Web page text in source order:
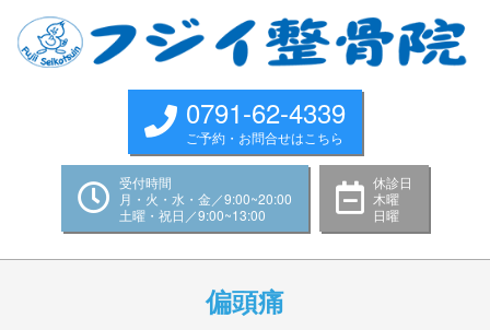
content
0791-62-4339
ご予約・お問合せはこちら
受付時間
月・火・水・金／9:00~20:00
土曜・祝日／9:00~13:00
休診日
木曜
日曜
偏頭痛